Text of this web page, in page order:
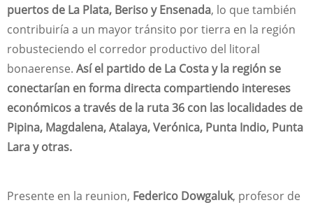
puertos de La Plata, Beriso y Ensenada, lo que también
contribuiría a un mayor tránsito por tierra en la región
robusteciendo el corredor productivo del litoral
bonaerense. Así el partido de La Costa y la región se
conectarían en forma directa compartiendo intereses
económicos a través de la ruta 36 con las localidades de
Pipina, Magdalena, Atalaya, Verónica, Punta Indio, Punta
Lara y otras.
Presente en la reunion, Federico Dowgaluk, profesor de